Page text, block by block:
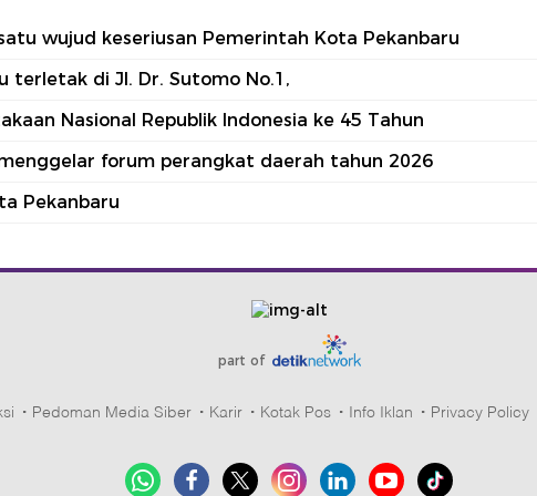
wujud keseriusan Pemerintah Kota Pekanbaru
terletak di Jl. Dr. Sutomo No.1,
Nasional Republik Indonesia ke 45 Tahun
forum perangkat daerah tahun 2026
Pekanbaru
part of
Pedoman Media Siber Karir Kotak Pos Info Iklan Privacy Policy